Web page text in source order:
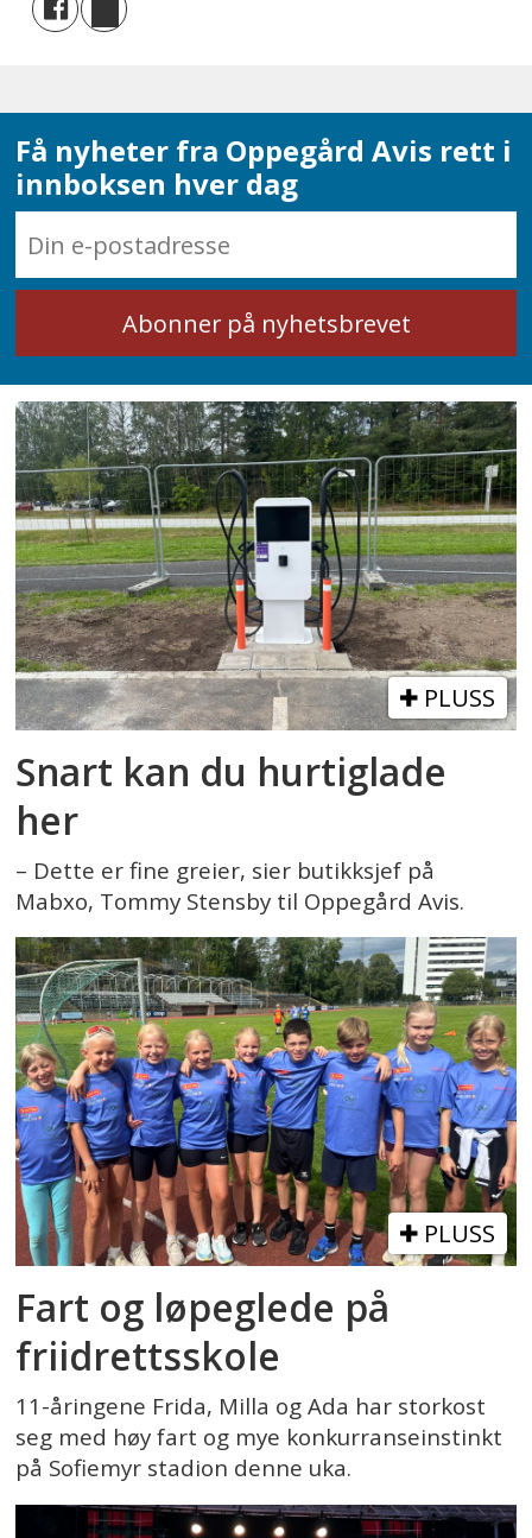
Få nyheter fra Oppegård Avis rett i
innboksen hver dag
PLUSS
Snart kan du hurtiglade
her
– Dette er fine greier, sier butikksjef på
Mabxo, Tommy Stensby til Oppegård Avis.
PLUSS
Fart og løpeglede på
friidrettsskole
11-åringene Frida, Milla og Ada har storkost
seg med høy fart og mye konkurranseinstinkt
på Sofiemyr stadion denne uka.